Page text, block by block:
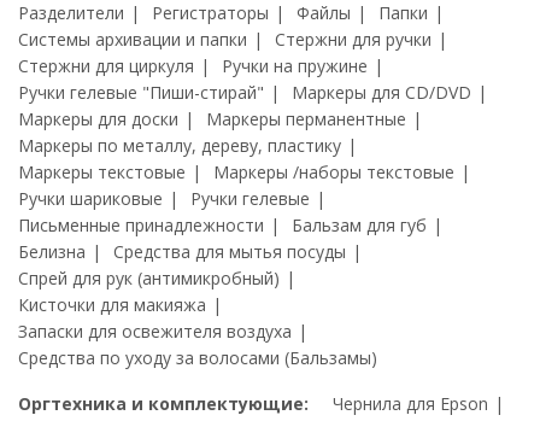
Разделители
Регистраторы Файлы
Папки
Системы архивации и папки
Стержни для ручки
Стержни для циркуля
Ручки на пружине
Ручки гелевые "Пиши-стирай"
Маркеры для CD/DVD
Маркеры для доски
Маркеры перманентные
Маркеры по металлу, дереву, пластику
Маркеры текстовые
Маркеры /наборы текстовые
Ручки шариковые
Ручки гелевые
Письменные принадлежности
Бальзам для губ
Белизна
Средства для мытья посуды
Спрей для рук (антимикробный)
Кисточки для макияжа
Запаски для освежителя воздуха
Средства по уходу за волосами (Бальзамы)
Оргтехника и комплектующие:
Чернила для Epson